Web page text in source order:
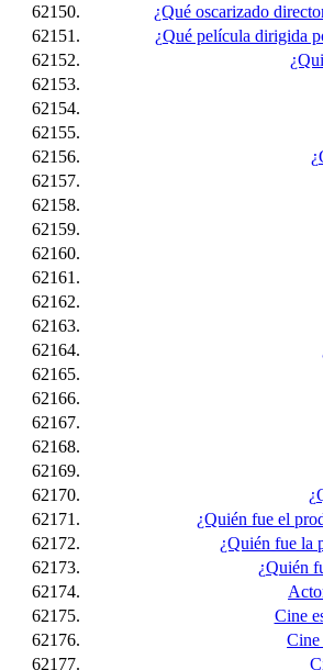
62150.
¿Qué oscarizado
62151.
¿Qué película dirigida
62152.
62153.
62154.
62155.
62156.
62157.
62158.
62159.
62160.
62161.
62162.
62163.
62164.
62165.
62166.
62167.
62168.
62169.
62170.
62171.
¿Quién fue el
62172.
¿Quién fue la
62173.
¿Quién
62174.
62175.
Cine
62176.
Cine
62177.